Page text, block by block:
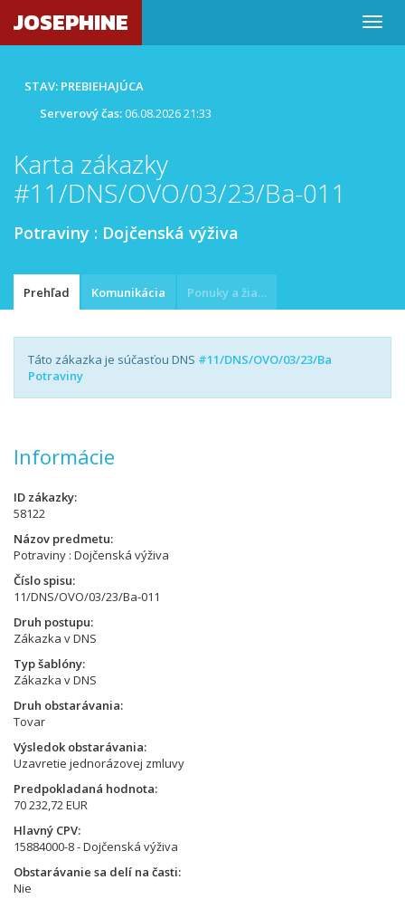
JOSEPHINE
STAV: PREBIEHAJÚCA
Serverový čas:06.08.2026 21:33
Karta zákazky
#11/DNS/OVO/03/23/Ba-011
Potraviny : Dojčenská výživa
Prehľad Komunikácia Ponuky a žiadosti
Táto zákazka je súčasťou DNS #11/DNS/OVO/03/23/Ba
Potraviny
Informácie
ID zákazky
58122
Názov predmetu
Potraviny : Dojčenská výživa
Číslo spisu
11/DNS/OVO/03/23/Ba-011
Druh postupu
Zákazka v DNS
Typ šablóny
Zákazka v DNS
Druh obstarávania
Tovar
Výsledok obstarávania
Uzavretie jednorázovej zmluvy
Predpokladaná hodnota
70 232,72 EUR
Hlavný CPV
15884000-8 - Dojčenská výživa
Obstarávanie sa delí na časti
Nie